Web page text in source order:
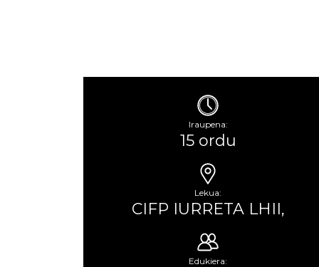
Iraupena:
15 ordu
Lekua:
CIFP IURRETA LHII,
Edukiera: